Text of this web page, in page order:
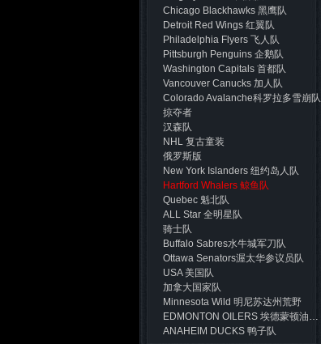
Chicago Blackhawks 黑鹰队
Detroit Red Wings 红翼队
Philadelphia Flyers 飞人队
Pittsburgh Penguins 企鹅队
Washington Capitals 首都队
Vancouver Canucks 加人队
Colorado Avalanche科罗拉多雪崩队
掠夺者
汉森队
NHL 复古童装
俄罗斯版
New York Islanders 纽约岛人队
Hartford Whalers 鲸鱼队
Quebec 魁北队
ALL Star 全明星队
骑士队
Buffalo Sabres水牛城军刀队
Ottawa Senators渥太华参议员队
USA 美国队
加拿大国家队
Minnesota Wild 明尼苏达州荒野
EDMONTON OILERS 埃德蒙顿油工队
ANAHEIM DUCKS 鸭子队